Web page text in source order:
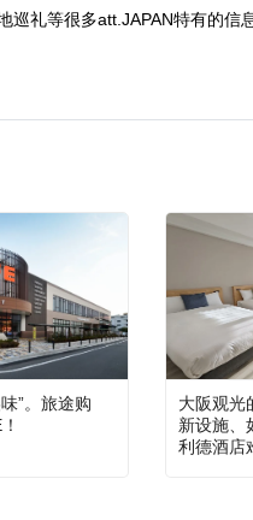
巡礼等很多att.JAPAN特有的信
”。旅途购
大阪观光
新设施、
利德酒店